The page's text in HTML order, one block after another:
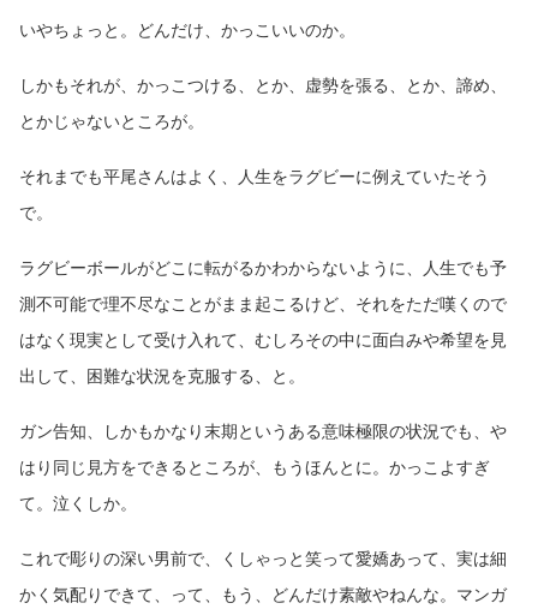
いやちょっと。どんだけ、かっこいいのか。
しかもそれが、かっこつける、とか、虚勢を張る、とか、諦め、
とかじゃないところが。
それまでも平尾さんはよく、人生をラグビーに例えていたそう
で。
ラグビーボールがどこに転がるかわからないように、人生でも予
測不可能で理不尽なことがまま起こるけど、それをただ嘆くので
はなく現実として受け入れて、むしろその中に面白みや希望を見
出して、困難な状況を克服する、と。
ガン告知、しかもかなり末期というある意味極限の状況でも、や
はり同じ見方をできるところが、もうほんとに。かっこよすぎ
て。泣くしか。
これで彫りの深い男前で、くしゃっと笑って愛嬌あって、実は細
かく気配りできて、って、もう、どんだけ素敵やねんな。マンガ